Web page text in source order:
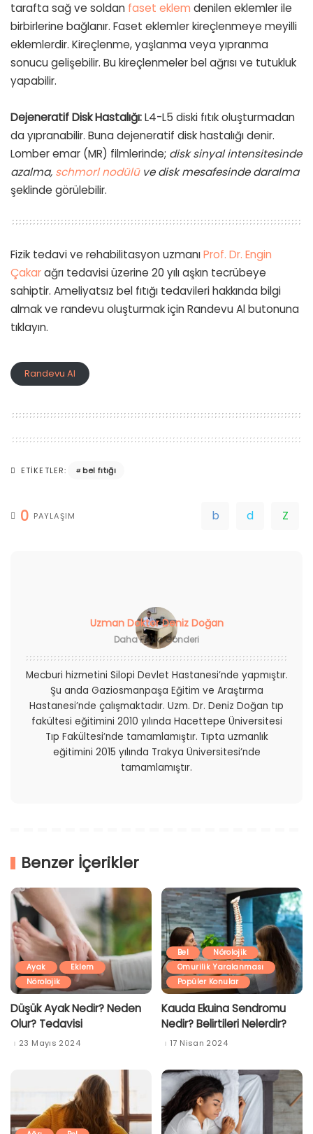
tarafta sağ ve soldan faset eklem denilen eklemler ile
birbirlerine bağlanır. Faset eklemler kireçlenmeye meyilli
eklemlerdir. Kireçlenme, yaşlanma veya yıpranma
sonucu gelişebilir. Bu kireçlenmeler bel ağrısı ve tutukluk
yapabilir.
Dejeneratif Disk Hastalığı:L4-L5 diski fıtık oluşturmadan
da yıpranabilir. Buna dejeneratif disk hastalığı denir.
Lomber emar (MR) filmlerinde; disk sinyal intensitesinde
azalma, schmorl nodülüve disk mesafesinde daralma
şeklinde görülebilir.
Fizik tedavi ve rehabilitasyon uzmanıProf. Dr. Engin
Çakarağrı tedavisi üzerine 20 yılı aşkın tecrübeye
sahiptir. Ameliyatsız bel fıtığı tedavileri hakkında bilgi
almak ve randevu oluşturmak için Randevu Al butonuna
tıklayın.
Randevu Al
ETIKETLER: bel fıtığı
0 PAYLAŞIM
Uzman Doktor Deniz Doğan
Daha Fazla Gönderi
Mecburi hizmetini Silopi Devlet Hastanesi’nde yapmıştır.
Şu anda Gaziosmanpaşa Eğitim ve Araştırma
Hastanesi’nde çalışmaktadır. Uzm. Dr. Deniz Doğan tıp
fakültesi eğitimini 2010 yılında Hacettepe Üniversitesi
Tıp Fakültesi’nde tamamlamıştır. Tıpta uzmanlık
eğitimini 2015 yılında Trakya Üniversitesi’nde
tamamlamıştır.
Benzer İçerikler
Ayak
Eklem
Nörolojik
Düşük Ayak Nedir? Neden
Olur? Tedavisi
23 Mayıs 2024
Bel
Nörolojik
Omurilik Yaralanması
Popüler Konular
Kauda Ekuina Sendromu
Nedir? Belirtileri Nelerdir?
17 Nisan 2024